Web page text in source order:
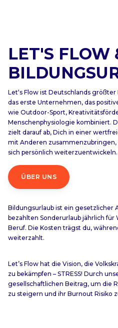
LET'S FLOW
Let‘s Flow ist Deutschlands
das erste Unternehmen, das
wie Outdoor-Sport,
Menschenphysiologie kombiniert.
zielt darauf ab, Dich in einer
mit Anderen
sich persönlich weiterzuentwickeln.
ÜBER UNS
Bildungsurlaub ist ein gesetzlicher
bezahlten Sonderurlaub jährlich
Beruf. Die Kosten trägst du,
weiterzahlt.
Let’s Flow hat die Vision, die
zu bekämpfen – STRESS! Durch
gesellschaftlichen Beitrag, um die
zu steigern und ihr Burnout Risiko